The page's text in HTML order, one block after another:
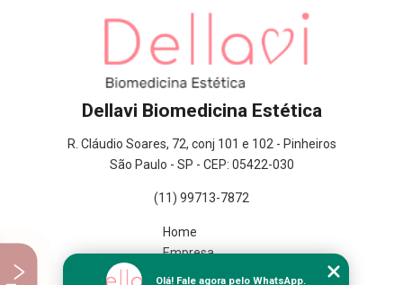
Dellavi Biomedicina Estética
R. Cláudio Soares, 72, conj 101 e 102 - Pinheiros
São Paulo - SP - CEP: 05422-030
(11) 99713-7872
Home
Empresa
Olá! Fale agora pelo WhatsApp.